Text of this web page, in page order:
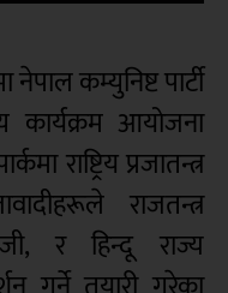
कम्युनिष्ट पार्टी
आयोजना
राष्ट्रिय प्रजातन्त्र
राजतन्त्र
र हिन्दू राज्य